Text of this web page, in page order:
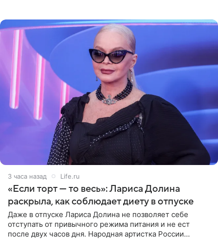
3 часа назад Life.ru
«Если торт — то весь»: Лариса Долина
раскрыла, как соблюдает диету в отпуске
Даже в отпуске Лариса Долина не позволяет себе
отступать от привычного режима питания и не ест
после двух часов дня. Народная артистка России